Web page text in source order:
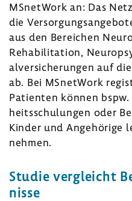
MSnet­Work an: Das
die
aus den Berei­chen
Reha­bi­li­ta­tion,
al­ver­si­che­rungen auf
ab. Bei MSnet­Work
Pati­enten können
heits­schu­lungen oder
Kinder und Ange­hö­rige
nehmen.
Studie vergleicht
nisse